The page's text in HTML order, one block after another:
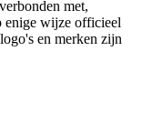
met,
enige wijze officieel
en merken zijn